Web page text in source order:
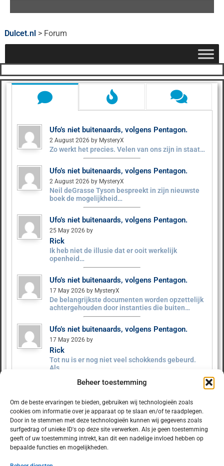
Beheer toestemming
Om de beste ervaringen te bieden, gebruiken wij technologieën zoals
cookies om informatie over je apparaat op te slaan en/of te raadplegen.
Door in te stemmen met deze technologieën kunnen wij gegevens zoals
surfgedrag of unieke ID's op deze site verwerken. Als je geen toestemming
geeft of uw toestemming intrekt, kan dit een nadelige invloed hebben op
bepaalde functies en mogelijkheden.
Dulcet.nl > Forum
Ufo’s niet buitenaards, volgens Pentagon.
2 August 2026 by MysteryX
Zo werkt het precies. Velen van ons zijn in staat…
Ufo’s niet buitenaards, volgens Pentagon.
2 August 2026 by MysteryX
Neil deGrasse Tyson bespreekt in zijn nieuwste
boek de mogelijkheid…
Ufo’s niet buitenaards, volgens Pentagon.
25 May 2026 by
Rick
Ik heb niet de illusie dat er ooit werkelijk
openheid…
Ufo’s niet buitenaards, volgens Pentagon.
17 May 2026 by MysteryX
De belangrijkste documenten worden opzettelijk
achtergehouden door instanties die buiten…
Ufo’s niet buitenaards, volgens Pentagon.
17 May 2026 by
Rick
Tot nu is er nog niet veel schokkends gebeurd.
Als…
Ufo’s niet buitenaards, volgens Pentagon.
9 May 2026 by MysteryX
Het Pentagon heeft ruim 160 UFO‑dossiers
vrijgegeven. Er zijn geen…